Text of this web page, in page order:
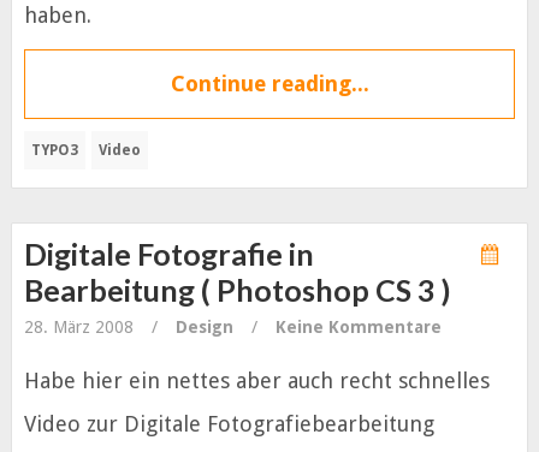
haben.
Continue reading...
TYPO3 Video
Digitale Fotografie in
Bearbeitung ( Photoshop CS 3 )
28. März 2008 / Design / Keine Kommentare
Habe hier ein nettes aber auch recht schnelles
Video zur Digitale Fotografiebearbeitung